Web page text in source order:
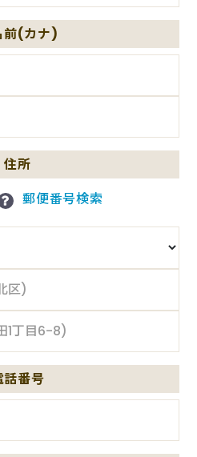
前(カナ)
住所
郵便番号検索
話番号